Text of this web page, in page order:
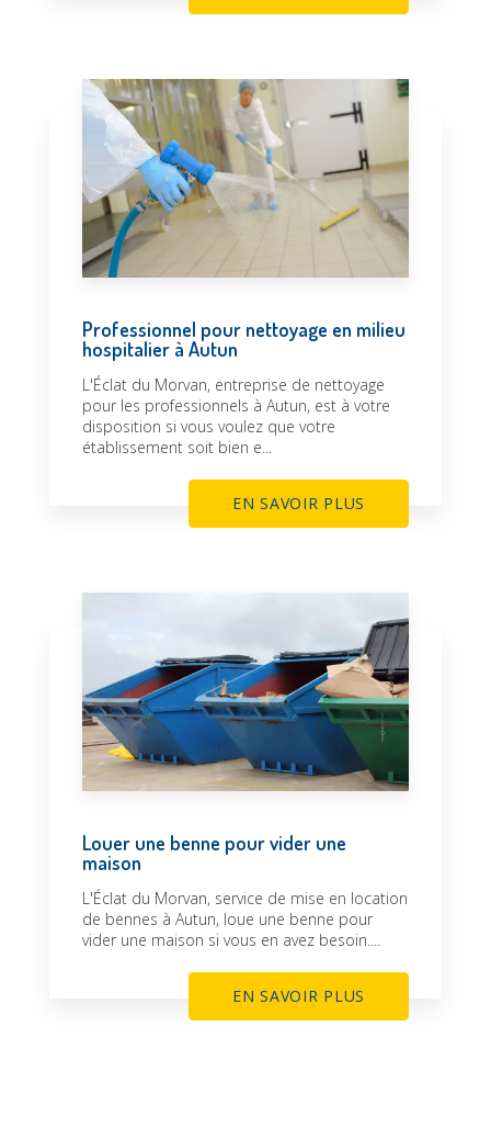
Professionnel pour nettoyage en milieu
hospitalier à Autun
L'Éclat du Morvan, entreprise de nettoyage
pour les professionnels à Autun, est à votre
disposition si vous voulez que votre
établissement soit bien e...
EN SAVOIR PLUS
Louer une benne pour vider une
maison
L'Éclat du Morvan, service de mise en location
de bennes à Autun, loue une benne pour
vider une maison si vous en avez besoin....
EN SAVOIR PLUS